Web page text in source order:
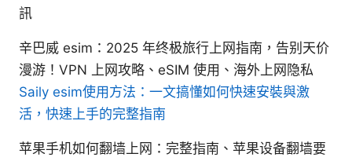
訊
辛巴威 esim：2025 年终极旅行上网指南，告别天价
漫游！VPN 上网攻略、eSIM 使用、海外上网隐私
Saily esim使用方法：一文搞懂如何快速安裝與激
活，快速上手的完整指南
苹果手机如何翻墙上网：完整指南、苹果设备翻墙要